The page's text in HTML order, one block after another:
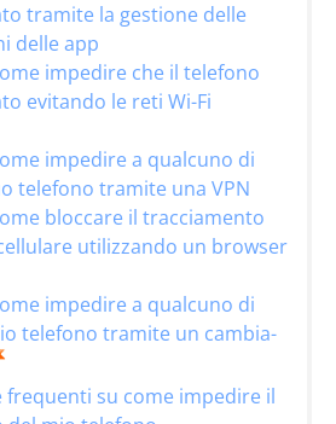
tramite la gestione delle
delle app
impedire che il telefono
evitando le reti Wi-Fi
impedire a qualcuno di
telefono tramite una VPN
bloccare il tracciamento
utilizzando un browser
impedire a qualcuno di
telefono tramite un cambia-
frequenti su come impedire il